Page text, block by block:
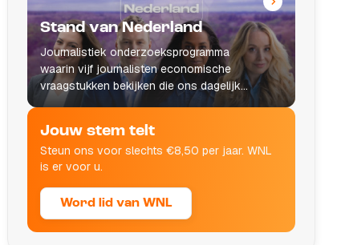
Stand van Nederland
Journalistiek onderzoeksprogramma
waarin vijf journalisten economische
vraagstukken bekijken die ons dagelijks
leven raken.
Jouw stem telt
Steun ons voor slechts €8,50 per jaar. WNL
is er voor u.
Word lid van WNL